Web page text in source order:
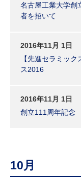
名古屋工業大学
者を招いて
2016年11月 1日
【先進セラミッ
ス2016
2016年11月 1日
創立111周年記念
10月